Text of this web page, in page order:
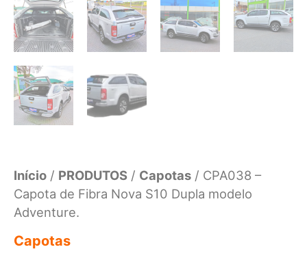
Início / PRODUTOS / Capotas / CPA038 –
Capota de Fibra Nova S10 Dupla modelo
Adventure.
Capotas